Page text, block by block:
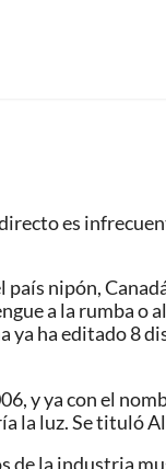
es
nipón,
a la rumba o
ha editado 8
y ya con el
la luz. Se tituló